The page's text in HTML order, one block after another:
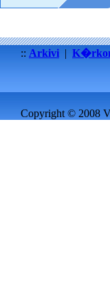
:: Arkivi |
Copyright © 2008